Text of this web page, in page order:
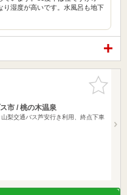
り湿度が高いです。水風呂も地下
お気に入
りに追加
市 / 桃の木温泉
梨交通バス芦安行き利用、終点下車